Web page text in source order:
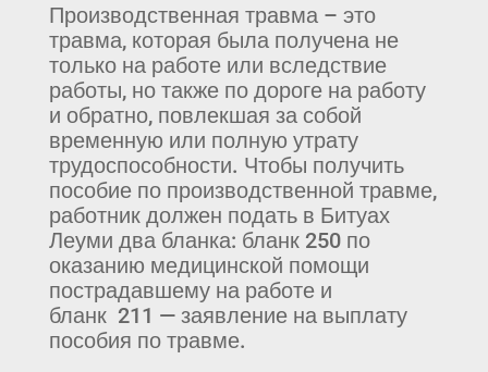
Производственная травма – это
травма, которая была получена не
только на работе или вследствие
работы, но также по дороге на работу
и обратно, повлекшая за собой
временную или полную утрату
трудоспособности. Чтобы получить
пособие по производственной травме,
работник должен подать в Битуах
Леуми два бланка: бланк 250 по
оказанию медицинской помощи
пострадавшему на работе и
бланк 211 — заявление на выплату
пособия по травме.